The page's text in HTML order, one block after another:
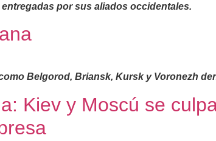
por sus aliados occidentales.
Belgorod, Briansk, Kursk y Voronezh
Kiev y Moscú se